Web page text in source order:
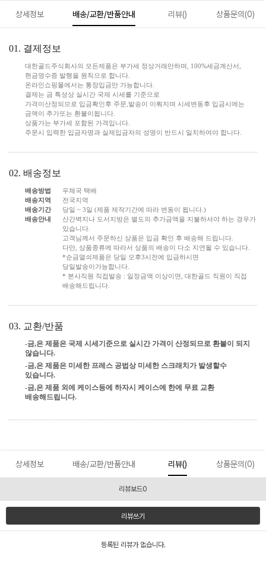
상세정보 배송/교환/반품안내 리뷰() 상품문의(0)
01. 결제정보
대한골드주식회사의 모든제품은 부가세 정상거래만하며, 100%세금계산서,
현금영수증 발행을 원칙으로 합니다.
온라인쇼핑몰에서는 통장입금만 가능합니다.
결제는 금 특성상 실시간 국제 시세를 기준으로
가격이산정되므로 입금확인후 주문,발송이 이뤄지며 시세변동후 입금시에는
금액이 추가또는 환불이됩니다.
상품가는 부가세 포함된 가격입니다.
주문시 입력한 입금자명과 실제입금자의 성명이 반드시 일치하여야 합니다.
02. 배송정보
배송방법
우체국 택배
배송지역
전국지역
배송기간
당일 ~ 3일 (제품 제작기간에 따라 변동이 됩니다.)
배송안내
산간벽지나 도서지방은 별도의 추가금액을 지불하셔야 하는 경우가
있습니다.
고객님께서 주문하신 상품은 입금 확인 후 배송해 드립니다.
다만, 상품종류에 따라서 상품의 배송이 다소 지연될 수 있습니다.
*순금열쇠제품은 당일 오후3시전에 입금하시면
당일발송이가능합니다.
* 본사직원 직접발송 : 일정금액 이상이면, 대한골드 직원이 직접
배송해드립니다.
03. 교환/반품
-금,은 제품은 국제 시세기준으로 실시간 가격이 산정되므로 환불이 되지
않습니다.
-금,은 제품은 미세한 프레스 공법상 미세한 스크래치가 발생할수
있습니다.
-금,은 제품 외에 케이스등에 하자시 케이스에 한에 무료 교환
배송해드립니다.
상세정보 배송/교환/반품안내 리뷰() 상품문의(0)
리뷰보드0
리뷰쓰기
등록된 리뷰가 없습니다.